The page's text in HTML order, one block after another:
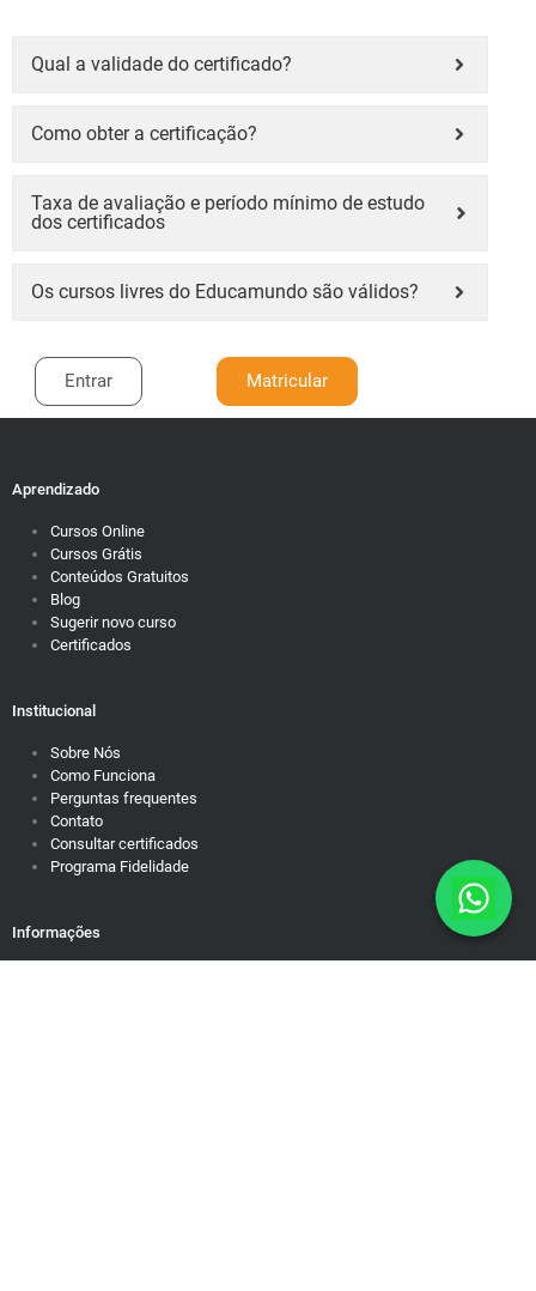
Qual a validade do certificado?
Como obter a certificação?
Taxa de avaliação e período mínimo de estudo
dos certificados
Os cursos livres do Educamundo são válidos?
Entrar Matricular
Aprendizado
Cursos Online
Cursos Grátis
Conteúdos Gratuitos
Blog
Sugerir novo curso
Certificados
Institucional
Sobre Nós
Como Funciona
Perguntas frequentes
Contato
Consultar certificados
Programa Fidelidade
Informações